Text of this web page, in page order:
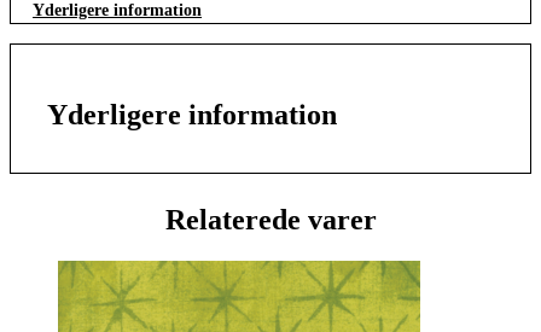
Yderligere information
Yderligere information
Relaterede varer